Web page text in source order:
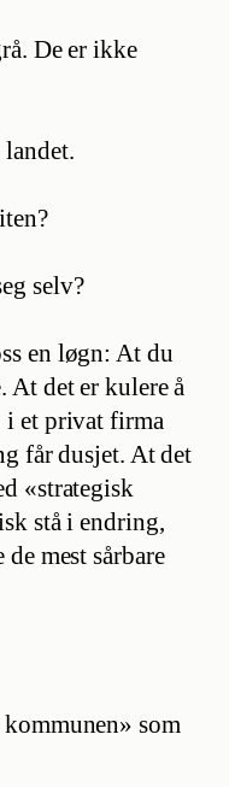
De er ikke
landet.
selv?
en løgn: At du
At det er kulere å
i et privat firma
får dusjet. At det
«strategisk
stå i endring,
mest sårbare
som